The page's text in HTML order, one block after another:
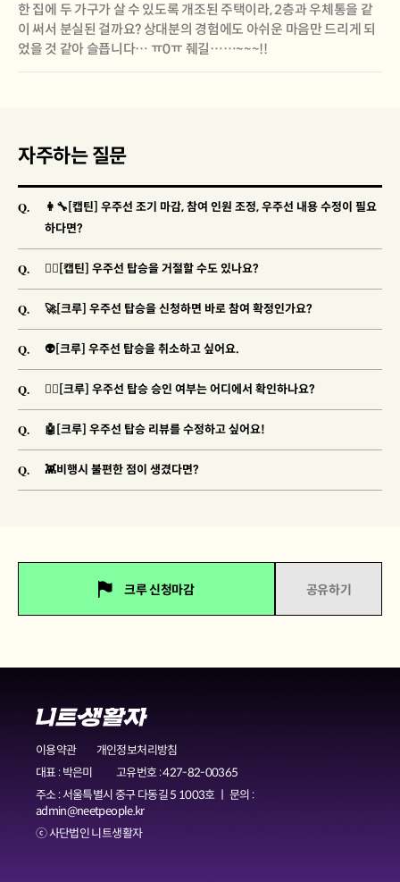
한 집에 두 가구가 살 수 있도록 개조된 주택이라, 2층과 우체통을 같
이 써서 분실된 걸까요? 상대분의 경험에도 아쉬운 마음만 드리게 되
었을 것 같아 슬픕니다… ㅠ0ㅠ 줴길……~~~!!
자주하는 질문
Q.
👩‍🔧[캡틴] 우주선 조기 마감, 참여 인원 조정, 우주선 내용 수정이 필요
하다면?
Q. 🐱‍👓[캡틴] 우주선 탑승을 거절할 수도 있나요?
Q. 🚀[크루] 우주선 탑승을 신청하면 바로 참여 확정인가요?
Q. 👽[크루] 우주선 탑승을 취소하고 싶어요.
Q. 🐱‍🚀[크루] 우주선 탑승 승인 여부는 어디에서 확인하나요?
Q. 🤖[크루] 우주선 탑승 리뷰를 수정하고 싶어요!
Q. 👾비행시 불편한 점이 생겼다면?
크루 신청마감 공유하기
이용약관
개인정보처리방침
대표 : 박은미
고유번호 : 427-82-00365
주소 : 서울특별시 중구 다동길 5 1003호 ㅣ 문의 :
admin@neetpeople.kr
ⓒ 사단법인 니트생활자